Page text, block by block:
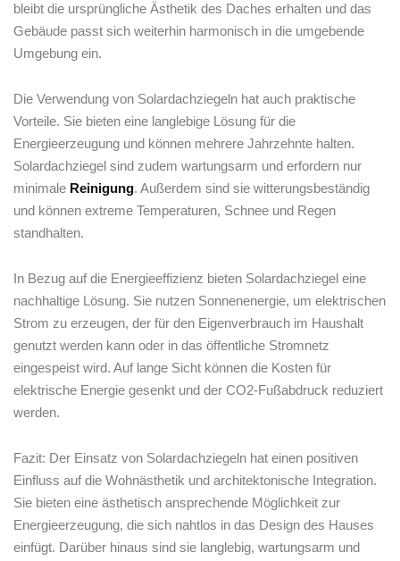
‍bleibt die ‍ursprüngliche Ästhetik des Daches erhalten und das
Gebäude passt sich weiterhin harmonisch in die umgebende
Umgebung ein.
Die Verwendung von Solardachziegeln hat auch praktische
Vorteile. Sie bieten eine langlebige Lösung für die
Energieerzeugung und können mehrere Jahrzehnte halten.
Solardachziegel sind ⁣zudem wartungsarm und erfordern nur⁣
minimale Reinigung. Außerdem sind sie witterungsbeständig
und können extreme Temperaturen, Schnee und Regen
standhalten.
In Bezug auf die Energieeffizienz bieten⁢ Solardachziegel eine
nachhaltige Lösung. ‌Sie nutzen Sonnenenergie, um elektrischen
Strom zu erzeugen, der für den Eigenverbrauch im Haushalt
genutzt werden kann oder in das öffentliche Stromnetz
eingespeist wird.‍ Auf lange Sicht können die Kosten für ​
elektrische Energie ⁢gesenkt​ und der⁢ CO2-Fußabdruck reduziert
werden.
Fazit: Der Einsatz von Solardachziegeln hat einen positiven
Einfluss auf die Wohnästhetik und architektonische Integration.
Sie bieten eine ästhetisch ansprechende Möglichkeit zur
Energieerzeugung, die sich nahtlos in das Design des Hauses
⁣einfügt.⁣ Darüber hinaus sind sie langlebig, wartungsarm und